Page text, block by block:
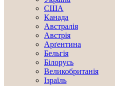
США
Канада
Австралія
Австрія
Арґентина
Бельгія
Білорусь
Великобританія
Ізраїль